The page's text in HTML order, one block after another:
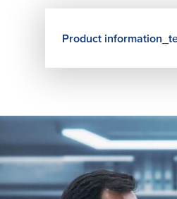
Product information_